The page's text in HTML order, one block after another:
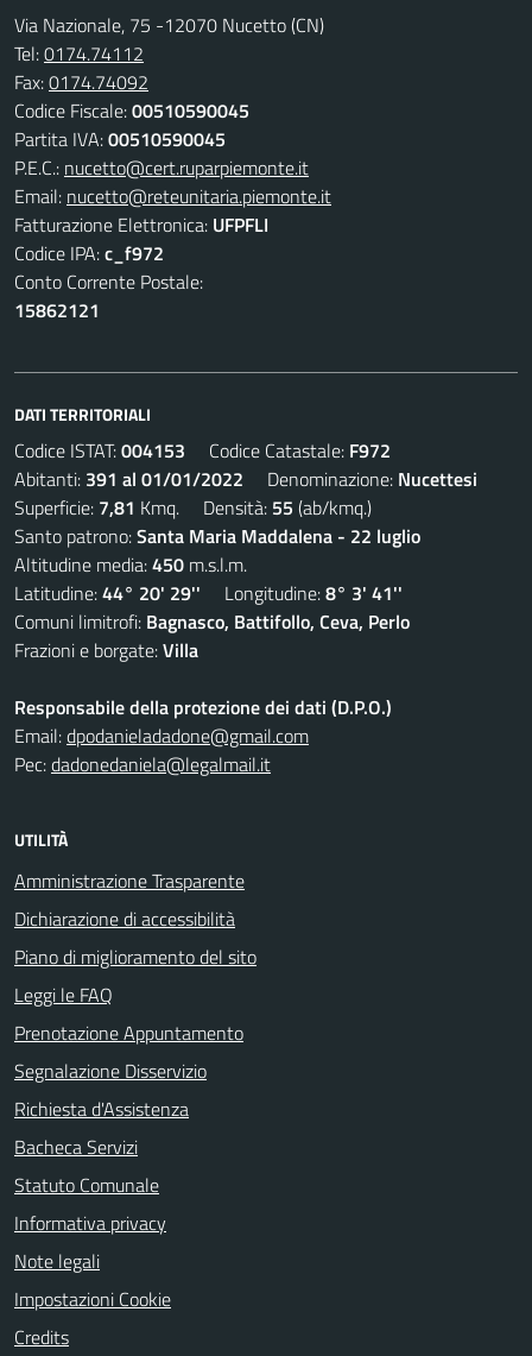
Via Nazionale, 75 -12070 Nucetto (CN)
Tel:0174.74112
Fax:0174.74092
Codice Fiscale:00510590045
Partita IVA:00510590045
P.E.C.: nucetto@cert.ruparpiemonte.it
Email: nucetto@reteunitaria.piemonte.it
Fatturazione Elettronica: UFPFLI
Codice IPA:c_f972
Conto Corrente Postale:
15862121
DATI TERRITORIALI
Codice ISTAT:004153 Codice Catastale: F972
Abitanti: 391 al 01/01/2022 Denominazione: Nucettesi
Superficie: 7,81 Kmq. Densità: 55 (ab/kmq.)
Santo patrono:Santa Maria Maddalena - 22 luglio
Altitudine media:450 m.s.l.m.
Latitudine:44° 20' 29'' Longitudine:8° 3' 41''
Comuni limitrofi: Bagnasco, Battifollo, Ceva, Perlo
Frazioni e borgate:Villa
Responsabile della protezione dei dati (D.P.O.)
Email:dpodanieladadone@gmail.com
Pec:dadonedaniela@legalmail.it
UTILITÀ
Amministrazione Trasparente
Dichiarazione di accessibilità
Piano di miglioramento del sito
Leggi le FAQ
Prenotazione Appuntamento
Segnalazione Disservizio
Richiesta d'Assistenza
Bacheca Servizi
Statuto Comunale
Informativa privacy
Note legali
Impostazioni Cookie
Credits